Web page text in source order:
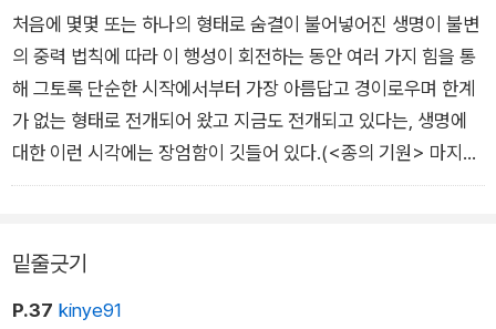
처음에 몇몇 또는 하나의 형태로 숨결이 불어넣어진 생명이 불변
의 중력 법칙에 따라 이 행성이 회전하는 동안 여러 가지 힘을 통
해 그토록 단순한 시작에서부터 가장 아름답고 경이로우며 한계
가 없는 형태로 전개되어 왔고 지금도 전개되고 있다는, 생명에
대한 이런 시각에는 장엄함이 깃들어 있다.(<종의 기원> 마지막
대목)
밑줄긋기
P.37 kinye91